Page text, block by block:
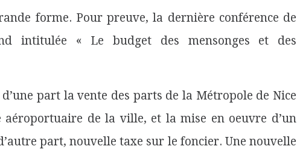
forme. Pour preuve, la dernière conférence de
intitulée « Le budget des mensonges et des
part la vente des parts de la Métropole de Nice
aéroportuaire de la ville, et la mise en oeuvre d’un
part, nouvelle taxe sur le foncier. Une nouvelle